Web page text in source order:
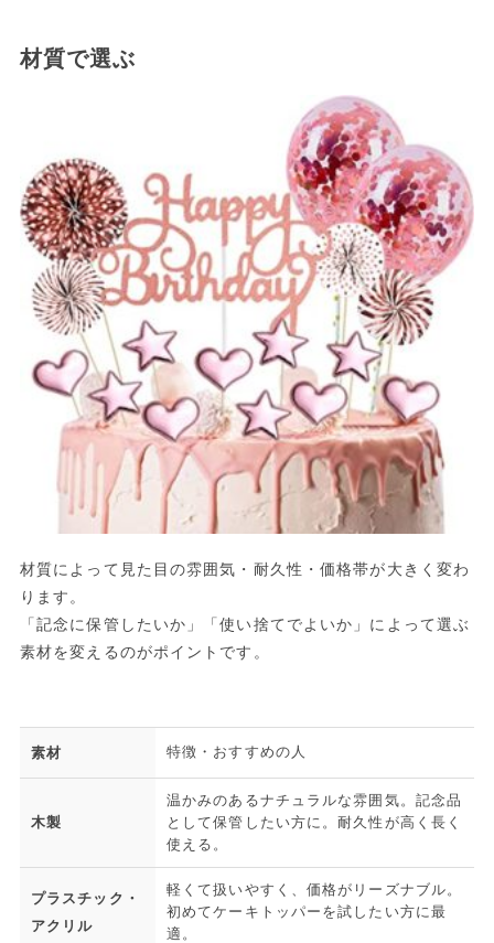
材質で選ぶ
材質によって見た目の雰囲気・耐久性・価格帯が大きく変わ
ります。
「記念に保管したいか」「使い捨てでよいか」によって選ぶ
素材を変えるのがポイントです。
素材 特徴・おすすめの人
木製
温かみのあるナチュラルな雰囲気。記念品
として保管したい方に。耐久性が高く長く
使える。
プラスチック・
アクリル
軽くて扱いやすく、価格がリーズナブル。
初めてケーキトッパーを試したい方に最
適。